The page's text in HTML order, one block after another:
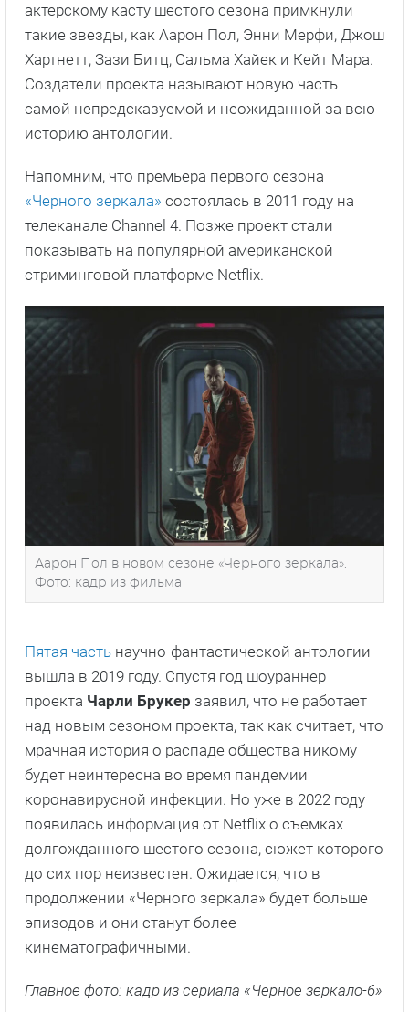
актерскому касту шестого сезона примкнули
такие звезды, как Аарон Пол, Энни Мерфи, Джош
Хартнетт, Зази Битц, Сальма Хайек и Кейт Мара.
Создатели проекта называют новую часть
самой непредсказуемой и неожиданной за всю
историю антологии.
Напомним, что премьера первого сезона
«Черного зеркала» состоялась в 2011 году на
телеканале Channel 4. Позже проект стали
показывать на популярной американской
стриминговой платформе Netflix.
Аарон Пол в новом сезоне «Черного зеркала».
Фото: кадр из фильма
Пятая часть научно-фантастической антологии
вышла в 2019 году. Спустя год шоураннер
проекта Чарли Брукер заявил, что не работает
над новым сезоном проекта, так как считает, что
мрачная история о распаде общества никому
будет неинтересна во время пандемии
коронавирусной инфекции. Но уже в 2022 году
появилась информация от Netflix о съемках
долгожданного шестого сезона, сюжет которого
до сих пор неизвестен. Ожидается, что в
продолжении «Черного зеркала» будет больше
эпизодов и они станут более
кинематографичными.
Главное фото: кадр из сериала «Черное зеркало-6»